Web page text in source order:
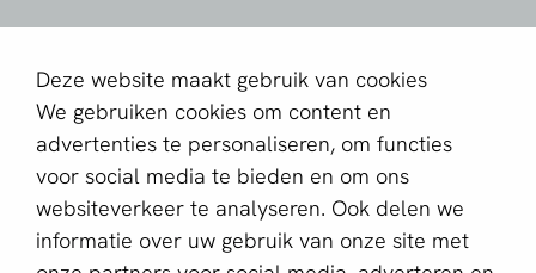
Deze website maakt gebruik van cookies
We gebruiken cookies om content en
advertenties te personaliseren, om functies
voor social media te bieden en om ons
websiteverkeer te analyseren. Ook delen we
informatie over uw gebruik van onze site met
Contact
Over ons
Partner worden
Schrijf je in voor de nieuwsbrief